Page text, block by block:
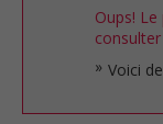
Oups!
Voici